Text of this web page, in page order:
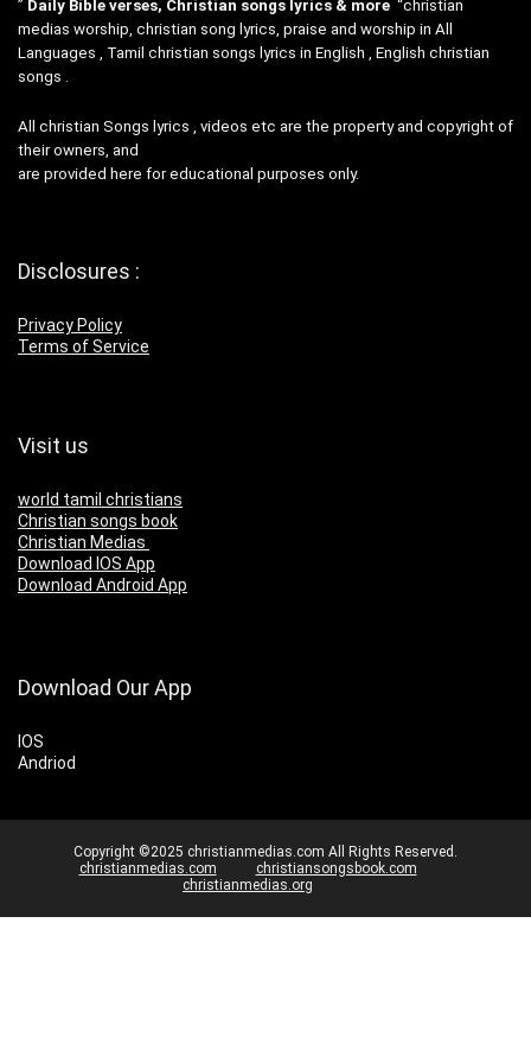
” Daily Bible verses, Christian songs lyrics & more “christian
medias worship, christian song lyrics, praise and worship in All
Languages , Tamil christian songs lyrics in English , English christian
songs .
All christian Songs lyrics , videos etc are the property and copyright of
their owners, and
are provided here for educational purposes only.
Disclosures :
Privacy Policy
Terms of Service
Visit us
world tamil christians
Christian songs book
Christian Medias
Download IOS App
Download Android App
Download Our App
IOS
Andriod
Copyright ©2025 christianmedias.com All Rights Reserved.
christianmedias.com
christiansongsbook.com
christianmedias.org